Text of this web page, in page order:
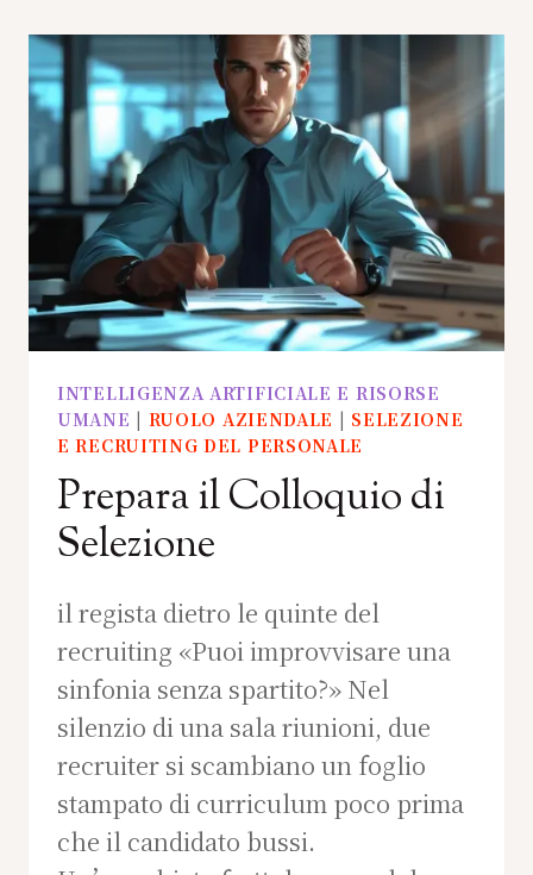
INTELLIGENZA ARTIFICIALE E RISORSE
UMANE | RUOLO AZIENDALE | SELEZIONE
E RECRUITING DEL PERSONALE
Prepara il Colloquio di
Selezione
il regista dietro le quinte del
recruiting «Puoi improvvisare una
sinfonia senza spartito?» Nel
silenzio di una sala riunioni, due
recruiter si scambiano un foglio
stampato di curriculum poco prima
che il candidato bussi.